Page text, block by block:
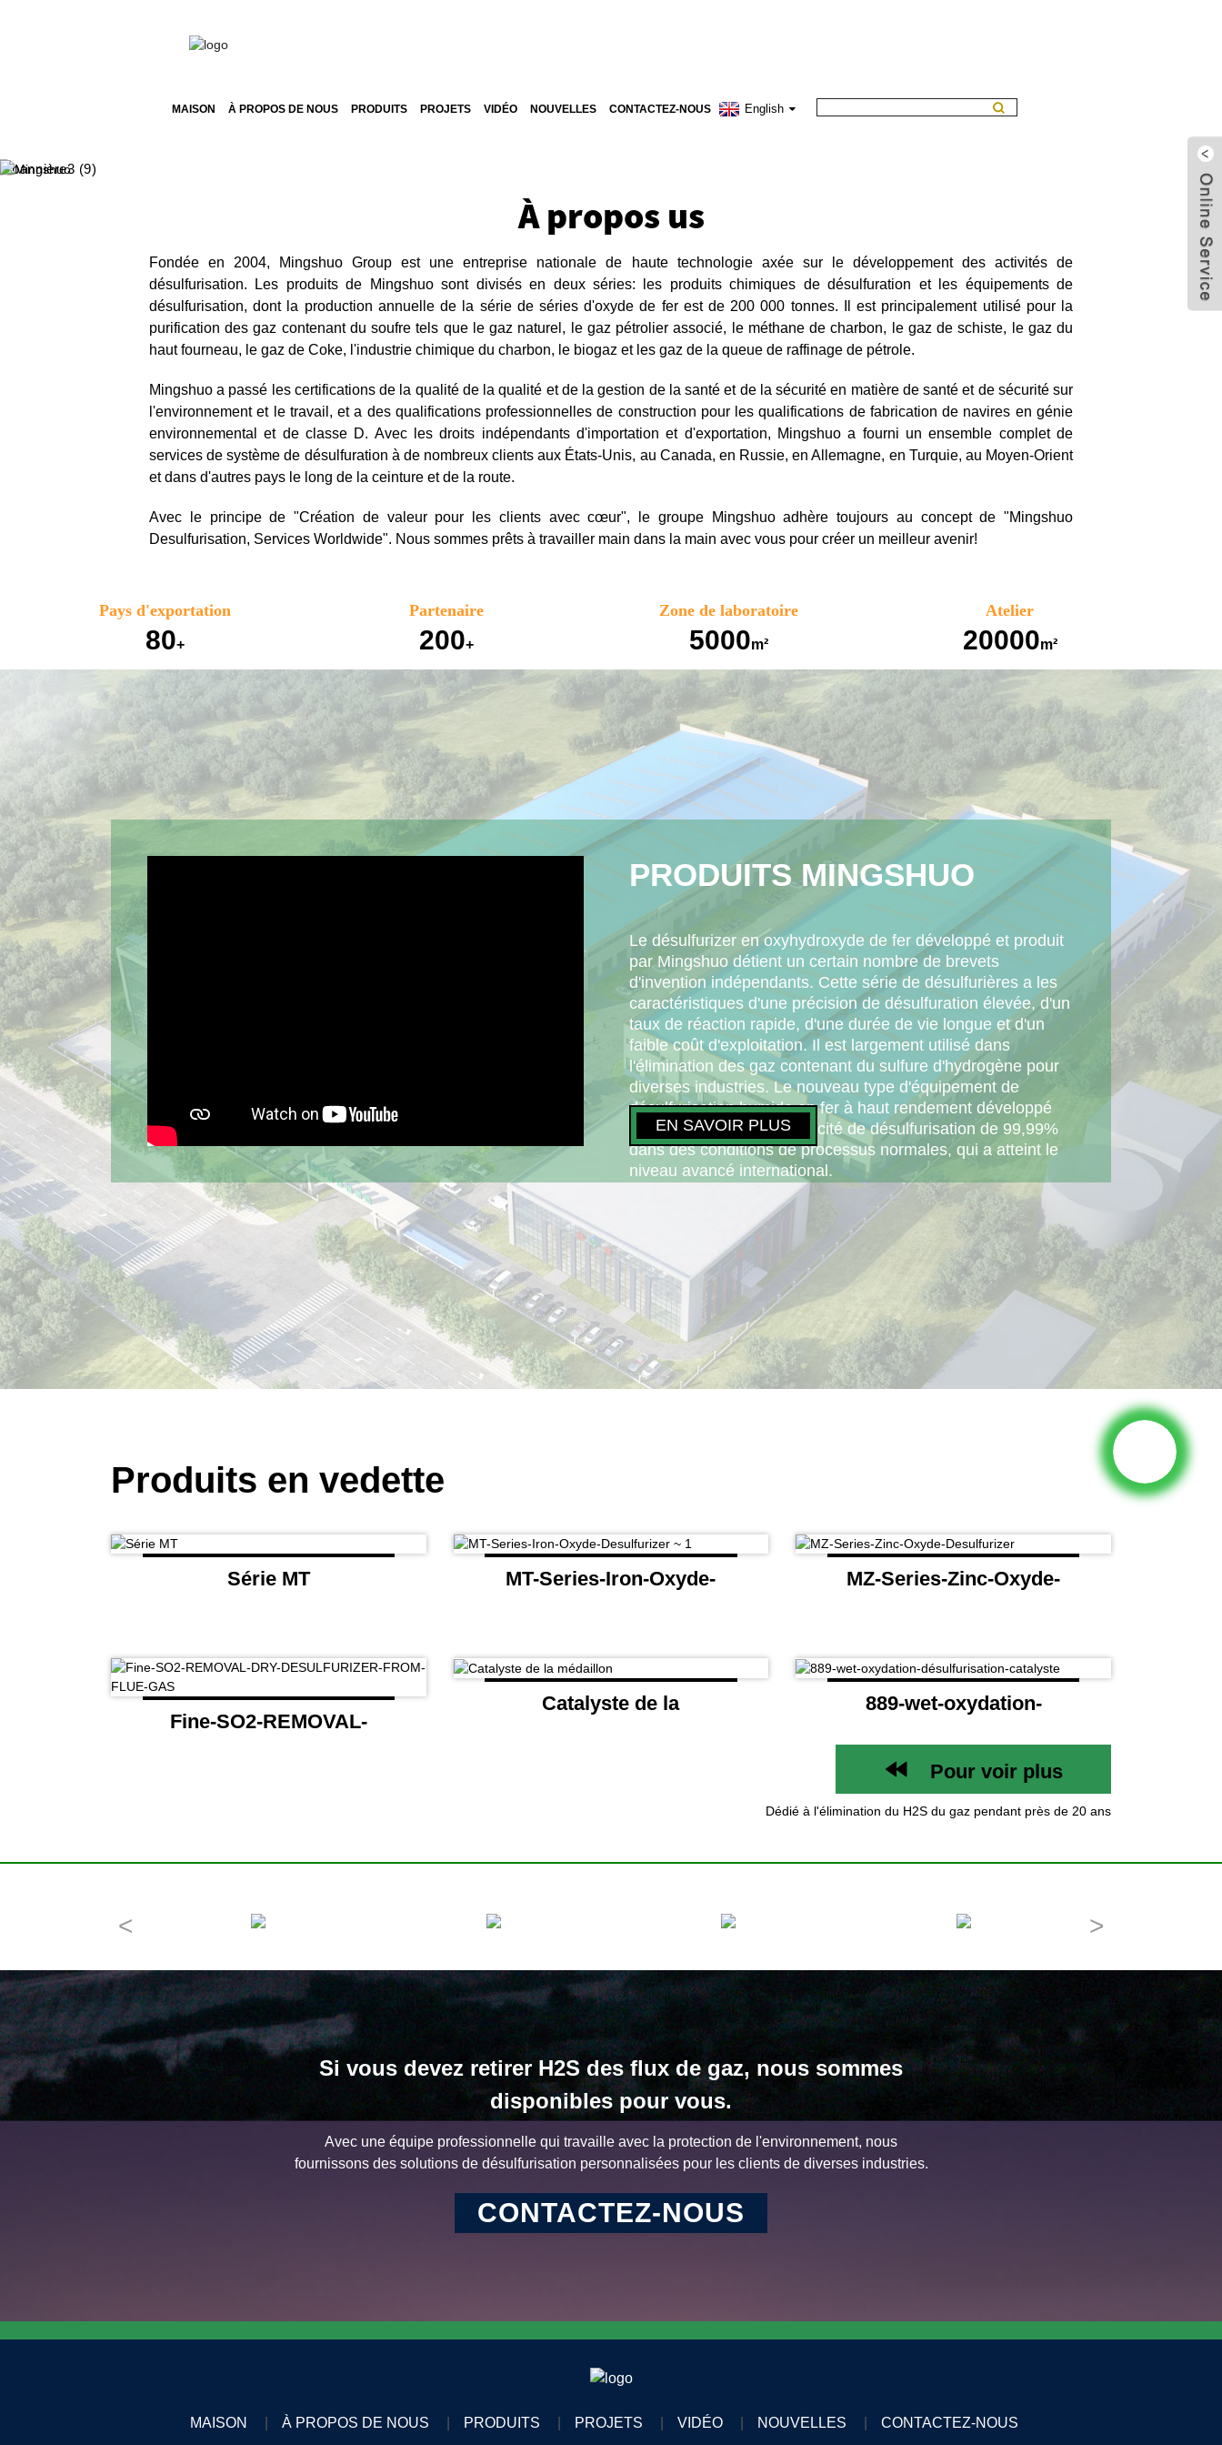
MAISON À PROPOS DE NOUS PRODUITS PROJETS VIDÉO NOUVELLES CONTACTEZ-NOUS English
À propos us
Fondée en 2004, Mingshuo Group est une entreprise nationale de haute technologie axée sur le développement des activités de
désulfurisation. Les produits de Mingshuo sont divisés en deux séries: les produits chimiques de désulfuration et les équipements de
désulfurisation, dont la production annuelle de la série de séries d'oxyde de fer est de 200 000 tonnes. Il est principalement utilisé pour la
purification des gaz contenant du soufre tels que le gaz naturel, le gaz pétrolier associé, le méthane de charbon, le gaz de schiste, le gaz du
haut fourneau, le gaz de Coke, l'industrie chimique du charbon, le biogaz et les gaz de la queue de raffinage de pétrole.
Mingshuo a passé les certifications de la qualité de la qualité et de la gestion de la santé et de la sécurité en matière de santé et de sécurité sur
l'environnement et le travail, et a des qualifications professionnelles de construction pour les qualifications de fabrication de navires en génie
environnemental et de classe D. Avec les droits indépendants d'importation et d'exportation, Mingshuo a fourni un ensemble complet de
services de système de désulfuration à de nombreux clients aux États-Unis, au Canada, en Russie, en Allemagne, en Turquie, au Moyen-Orient
et dans d'autres pays le long de la ceinture et de la route.
Avec le principe de "Création de valeur pour les clients avec cœur", le groupe Mingshuo adhère toujours au concept de "Mingshuo
Desulfurisation, Services Worldwide". Nous sommes prêts à travailler main dans la main avec vous pour créer un meilleur avenir!
Pays d'exportation
80+
Partenaire
200+
Zone de laboratoire
5000m²
Atelier
20000m²
PRODUITS MINGSHUO
Le désulfurizer en oxyhydroxyde de fer développé et produit
par Mingshuo détient un certain nombre de brevets
d'invention indépendants. Cette série de désulfurières a les
caractéristiques d'une précision de désulfuration élevée, d'un
taux de réaction rapide, d'une durée de vie longue et d'un
faible coût d'exploitation. Il est largement utilisé dans
l'élimination des gaz contenant du sulfure d'hydrogène pour
diverses industries. Le nouveau type d'équipement de
désulfurisation humide en fer à haut rendement développé
par Mingshuo a une efficacité de désulfurisation de 99,99%
dans des conditions de processus normales, qui a atteint le
niveau avancé international.
EN SAVOIR PLUS
Produits en vedette
Série MT MT-Series-Iron-Oxyde- MZ-Series-Zinc-Oxyde-
Fine-SO2-REMOVAL-
Catalyste de la 889-wet-oxydation-
catalyste
Pour voir plus
Dédié à l'élimination du H2S du gaz pendant près de 20 ans
Si vous devez retirer H2S des flux de gaz, nous sommes
disponibles pour vous.
Avec une équipe professionnelle qui travaille avec la protection de l'environnement, nous
fournissons des solutions de désulfurisation personnalisées pour les clients de diverses industries.
CONTACTEZ-NOUS
MAISON À PROPOS DE NOUS PRODUITS PROJETS VIDÉO NOUVELLES CONTACTEZ-NOUS